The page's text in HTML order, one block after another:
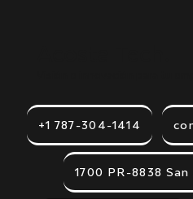
+1 787-304-1414
1700 PR-8838 San